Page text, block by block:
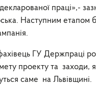
праці»,-
Наступним етапом
ГУ Держпраці
проекту та заходи,
саме на Львівщині.